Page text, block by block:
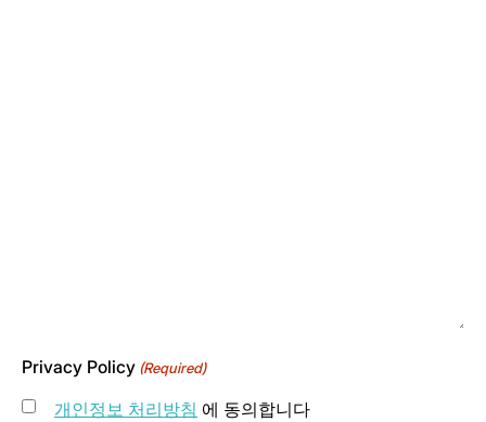
Privacy Policy (Required)
개인정보 처리방침 에 동의합니다